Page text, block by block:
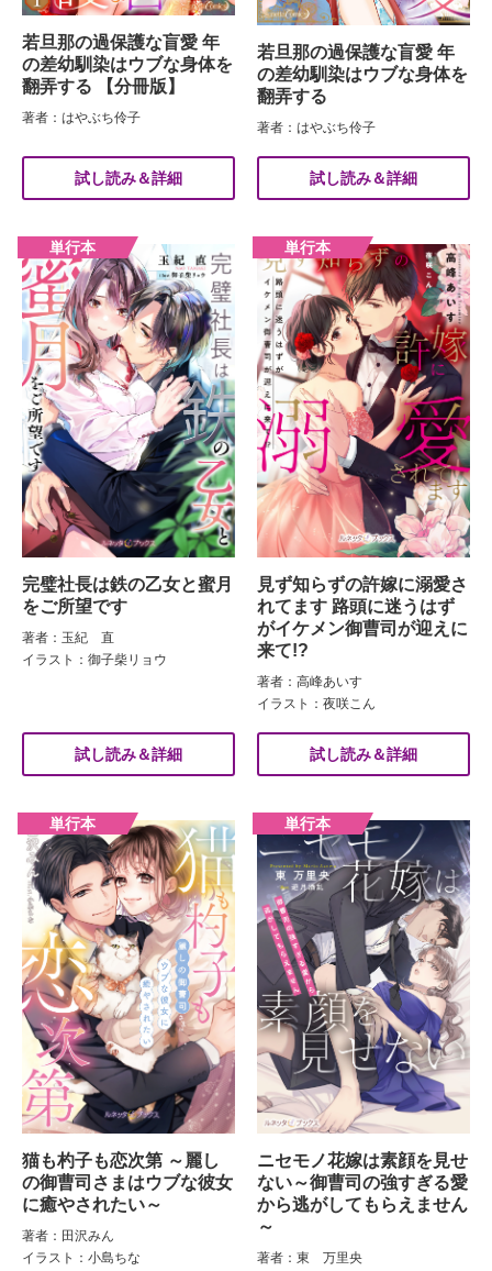
若旦那の過保護な盲愛 年
の差幼馴染はウブな身体を
翻弄する 【分冊版】
著者：はやぶち伶子
試し読み＆詳細
若旦那の過保護な盲愛 年
の差幼馴染はウブな身体を
翻弄する
著者：はやぶち伶子
試し読み＆詳細
完璧社長は鉄の乙女と蜜月
をご所望です
著者：玉紀 直
イラスト：御子柴リョウ
試し読み＆詳細
見ず知らずの許嫁に溺愛さ
れてます 路頭に迷うはず
がイケメン御曹司が迎えに
来て!?
著者：高峰あいす
イラスト：夜咲こん
試し読み＆詳細
猫も杓子も恋次第 ～麗し
の御曹司さまはウブな彼女
に癒やされたい～
著者：田沢みん
イラスト：小島ちな
ニセモノ花嫁は素顔を見せ
ない～御曹司の強すぎる愛
から逃がしてもらえません
～
著者：東 万里央